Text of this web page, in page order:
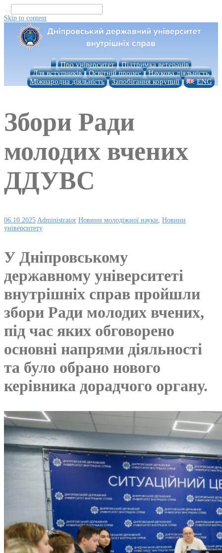
...
Skip to content
Про університет
Підтримка ветеранів
Для вступників
Освітній процес
Наукова діяльність
Міжнародна діяльність
Запобігання корупції ENG
Збори Ради
молодих вчених
ДДУВС
06.10.2025 Administrator Новини молодіжної науки, Новини
університету
У Дніпровському
державному університеті
внутрішніх справ пройшли
збори Ради молодих вчених,
під час яких обговорено
основні напрями діяльності
та було обрано нового
керівника дорадчого органу.